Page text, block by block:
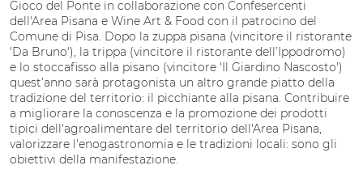
Gioco del Ponte in collaborazione con Confesercenti
dell'Area Pisana e Wine Art & Food con il patrocino del
Comune di Pisa. Dopo la zuppa pisana (vincitore il ristorante
'Da Bruno'), la trippa (vincitore il ristorante dell’Ippodromo)
e lo stoccafisso alla pisano (vincitore 'Il Giardino Nascosto')
quest’anno sarà protagonista un altro grande piatto della
tradizione del territorio: il picchiante alla pisana. Contribuire
a migliorare la conoscenza e la promozione dei prodotti
tipici dell'agroalimentare del territorio dell'Area Pisana,
valorizzare l'enogastronomia e le tradizioni locali: sono gli
obiettivi della manifestazione.